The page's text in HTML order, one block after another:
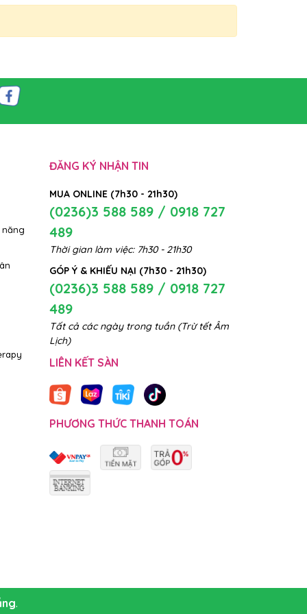
năng
ĐĂNG KÝ NHẬN TIN
MUA ONLINE (7h30 - 21h30)
(0236)3 588 589 / 0918 727
489
Thời gian làm việc: 7h30 - 21h30
GÓP Ý & KHIẾU NẠI (7h30 - 21h30)
(0236)3 588 589 / 0918 727
489
Tất cả các ngày trong tuần (Trừ tết Âm
Lịch)
LIÊN KẾT SÀN
PHƯƠNG THỨC THANH TOÁN
.